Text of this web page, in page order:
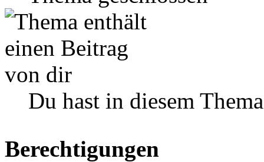
Du hast in diesem
Berechtigungen